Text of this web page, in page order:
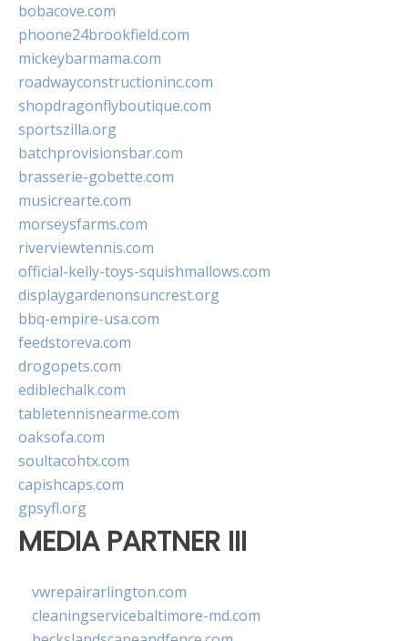
bobacove.com
phoone24brookfield.com
mickeybarmama.com
roadwayconstructioninc.com
shopdragonflyboutique.com
sportszilla.org
batchprovisionsbar.com
brasserie-gobette.com
musicrearte.com
morseysfarms.com
riverviewtennis.com
official-kelly-toys-squishmallows.com
displaygardenonsuncrest.org
bbq-empire-usa.com
feedstoreva.com
drogopets.com
ediblechalk.com
tabletennisnearme.com
oaksofa.com
soultacohtx.com
capishcaps.com
gpsyfl.org
MEDIA PARTNER III
vwrepairarlington.com
cleaningservicebaltimore-md.com